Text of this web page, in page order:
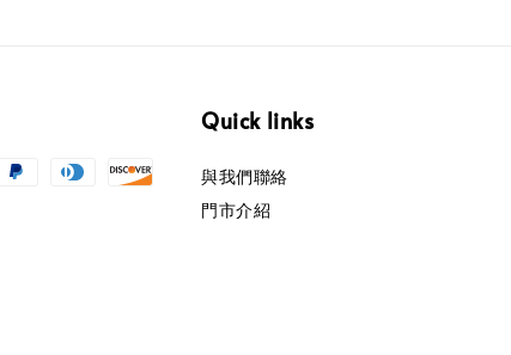
Quick links
與我們聯絡
門市介紹